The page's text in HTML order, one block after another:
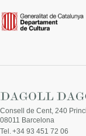
Consell de Cent, 240
08011 Barcelona
Tel. +34 93 451 72 06